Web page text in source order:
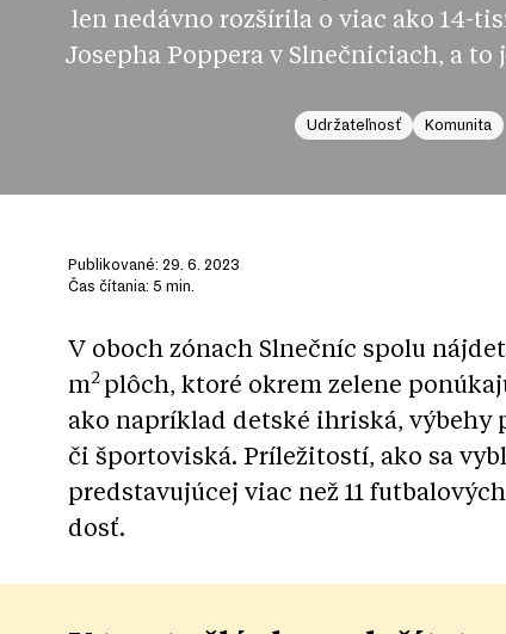
len nedávno rozšírila o viac ako 14-
Josepha Poppera v Slnečniciach, a to
Udržateľnosť Komunita
Publikované: 29. 6. 2023
Čas čítania: 5 min.
V oboch zónach Slnečníc spolu
m2 plôch, ktoré okrem zelene
ako napríklad detské ihriská, výbehy
či športoviská. Príležitostí, ako sa
predstavujúcej viac než 11
dosť.